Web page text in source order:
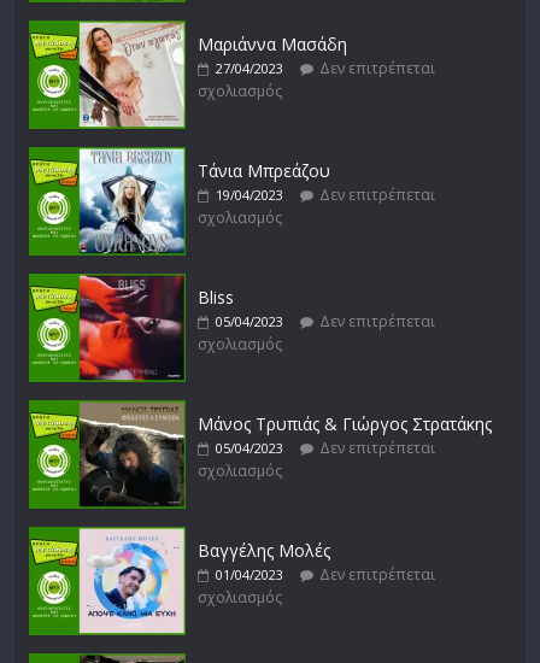
σχολιασμός
σχολιασμός
Μαριάννα Μασάδη
27/04/2023
Δεν επιτρέπεται
σχολιασμός
Τάνια Μπρεάζου
19/04/2023
Δεν επιτρέπεται
σχολιασμός
Bliss
05/04/2023
Δεν επιτρέπεται
σχολιασμός
Μάνος Τρυπιάς & Γιώργος Στρατάκης
05/04/2023
Δεν επιτρέπεται
σχολιασμός
Βαγγέλης Μολές
01/04/2023
Δεν επιτρέπεται
σχολιασμός